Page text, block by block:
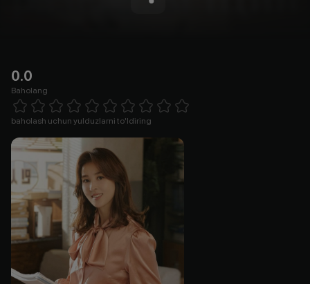
0.0
Baholang
1 Star 2 Stars 3 Stars 4 Stars5 Stars 6 Stars7 Stars8 Stars
baholash uchun yulduzlarni to'ldiring